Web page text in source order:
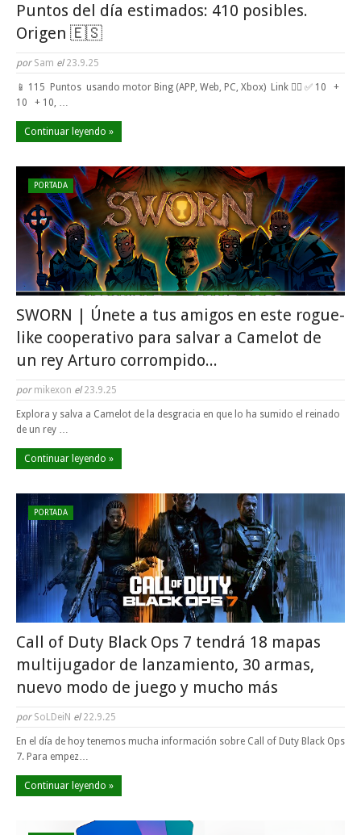
Puntos del día estimados: 410 posibles.
Origen 🇪🇸
por Sam el23.9.25
📱 115 Puntos usando motor Bing (APP, Web, PC, Xbox) Link 👈🏼 ✅ 10 +
10 + 10, …
Continuar leyendo »
PORTADA
SWORN | Únete a tus amigos en este rogue-
like cooperativo para salvar a Camelot de
un rey Arturo corrompido...
por mikexon el23.9.25
Explora y salva a Camelot de la desgracia en que lo ha sumido el reinado
de un rey …
Continuar leyendo »
PORTADA
Call of Duty Black Ops 7 tendrá 18 mapas
multijugador de lanzamiento, 30 armas,
nuevo modo de juego y mucho más
por SoLDeiN el22.9.25
En el día de hoy tenemos mucha información sobre Call of Duty Black Ops
7. Para empez…
Continuar leyendo »